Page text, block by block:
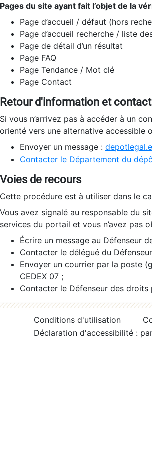
Pages du site ayant fait l’objet de la
Page d’accueil / défaut (hors
Page d’accueil recherche / liste
Page de détail d’un résultat
Page FAQ
Page Tendance / Mot clé
Page Contact
Retour d'information et contact
Si vous n’arrivez pas à accéder à un
orienté vers une alternative accessible
Envoyer un message :
Contacter le Département du
Voies de recours
Cette procédure est à utiliser dans le
Vous avez signalé au responsable du
services du portail et vous n’avez pas
Écrire un message au Défenseur
Contacter le délégué du
Envoyer un courrier par la poste
CEDEX 07 ;
Contacter le Défenseur des
Conditions d'utilisation
Déclaration d'accessibilité :